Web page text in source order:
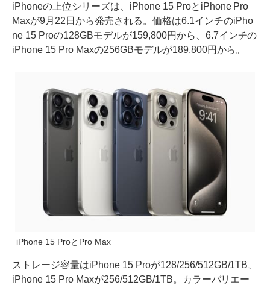
iPhoneの上位シリーズは、iPhone 15 ProとiPhone Pro
Maxが9月22日から発売される。価格は6.1インチのiPho
ne 15 Proの128GBモデルが159,800円から、6.7インチの
iPhone 15 Pro Maxの256GBモデルが189,800円から。
iPhone 15 ProとPro Max
ストレージ容量はiPhone 15 Proが128/256/512GB/1TB、
iPhone 15 Pro Maxが256/512GB/1TB。カラーバリエー